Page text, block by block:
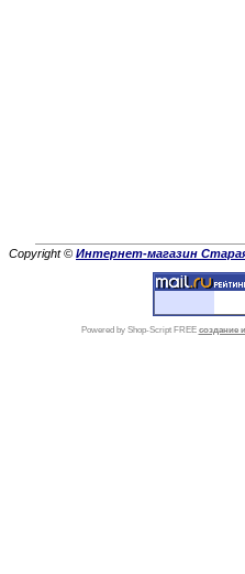
Copyright © Интернет-магазин
Powered by Shop-Script FREE создание